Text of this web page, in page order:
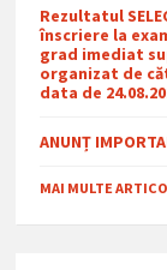
Rezultatul
înscriere la
grad imediat
organizat de
data de
ANUNȚ
MAI MULTE